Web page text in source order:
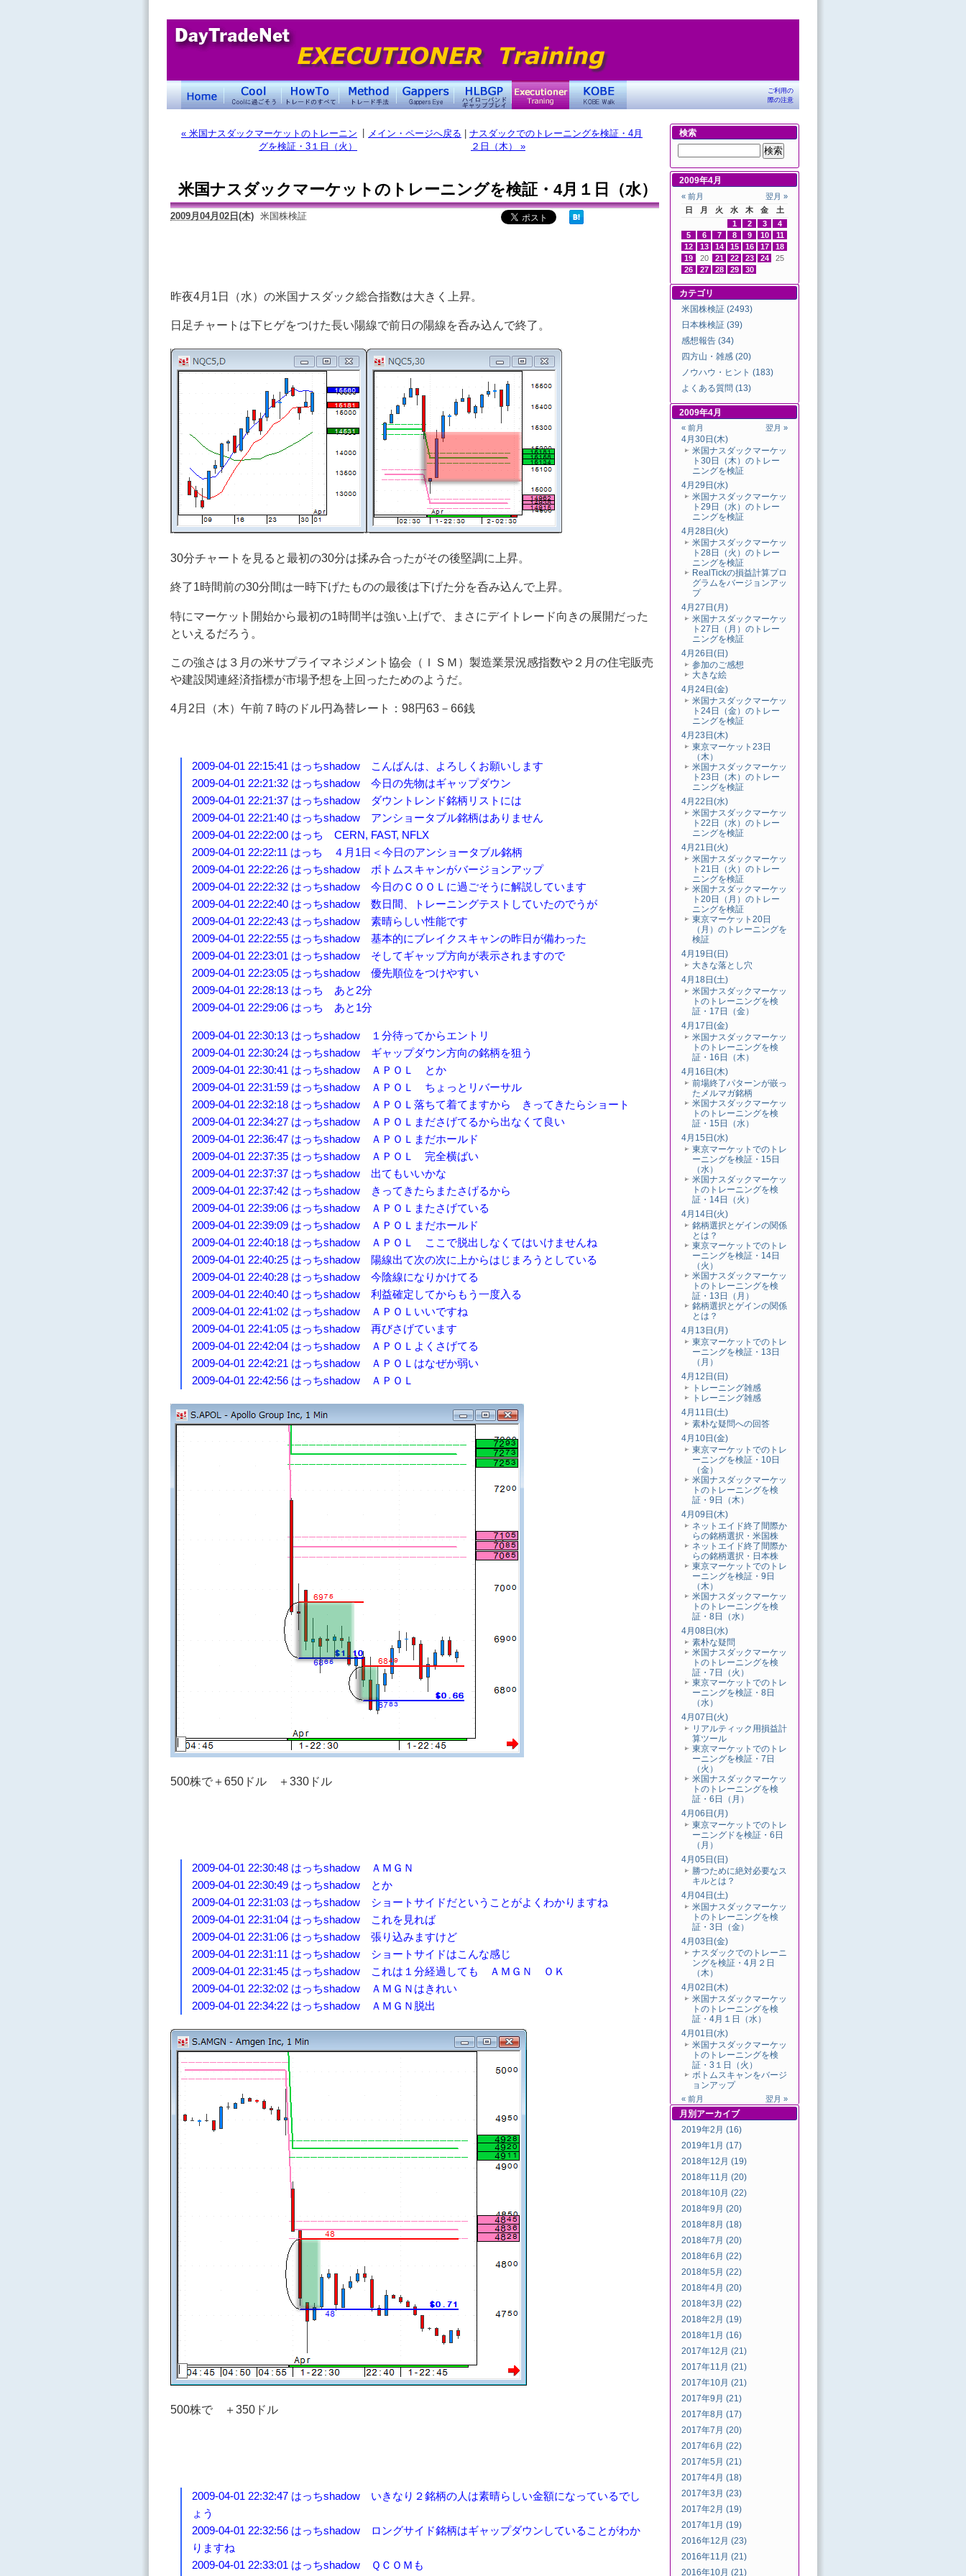
ご利用の
際の注意
« 米国ナスダックマーケットのトレーニン
グを検証・3１日（火）
メイン・ページへ戻る
ナスダックでのトレーニングを検証・4月
２日（木） »
米国ナスダックマーケットのトレーニングを検証・4月１日（水）
2009月04月02日(木) 米国株検証
昨夜4月1日（水）の米国ナスダック総合指数は大きく上昇。
日足チャートは下ヒゲをつけた長い陽線で前日の陽線を呑み込んで終了。
30分チャートを見ると最初の30分は揉み合ったがその後堅調に上昇。
終了1時間前の30分間は一時下げたものの最後は下げた分を呑み込んで上昇。
特にマーケット開始から最初の1時間半は強い上げで、まさにデイトレード向きの展開だった
といえるだろう。
この強さは３月の米サプライマネジメント協会（ＩＳＭ）製造業景況感指数や２月の住宅販売
や建設関連経済指標が市場予想を上回ったためのようだ。
4月2日（木）午前７時のドル円為替レート：98円63－66銭
2009-04-01 22:15:41 はっちshadow こんばんは、よろしくお願いします
2009-04-01 22:21:32 はっちshadow 今日の先物はギャップダウン
2009-04-01 22:21:37 はっちshadow ダウントレンド銘柄リストには
2009-04-01 22:21:40 はっちshadow アンショータブル銘柄はありません
2009-04-01 22:22:00 はっち CERN, FAST, NFLX
2009-04-01 22:22:11 はっち ４月1日＜今日のアンショータブル銘柄
2009-04-01 22:22:26 はっちshadow ボトムスキャンがバージョンアップ
2009-04-01 22:22:32 はっちshadow 今日のＣＯＯＬに過ごそうに解説しています
2009-04-01 22:22:40 はっちshadow 数日間、トレーニングテストしていたのでうが
2009-04-01 22:22:43 はっちshadow 素晴らしい性能です
2009-04-01 22:22:55 はっちshadow 基本的にブレイクスキャンの昨日が備わった
2009-04-01 22:23:01 はっちshadow そしてギャップ方向が表示されますので
2009-04-01 22:23:05 はっちshadow 優先順位をつけやすい
2009-04-01 22:28:13 はっち あと2分
2009-04-01 22:29:06 はっち あと1分
2009-04-01 22:30:13 はっちshadow １分待ってからエントリ
2009-04-01 22:30:24 はっちshadow ギャップダウン方向の銘柄を狙う
2009-04-01 22:30:41 はっちshadow ＡＰＯＬ とか
2009-04-01 22:31:59 はっちshadow ＡＰＯＬ ちょっとリバーサル
2009-04-01 22:32:18 はっちshadow ＡＰＯＬ落ちて着てますから きってきたらショート
2009-04-01 22:34:27 はっちshadow ＡＰＯＬまださげてるから出なくて良い
2009-04-01 22:36:47 はっちshadow ＡＰＯＬまだホールド
2009-04-01 22:37:35 はっちshadow ＡＰＯＬ 完全横ばい
2009-04-01 22:37:37 はっちshadow 出てもいいかな
2009-04-01 22:37:42 はっちshadow きってきたらまたさげるから
2009-04-01 22:39:06 はっちshadow ＡＰＯＬまたさげている
2009-04-01 22:39:09 はっちshadow ＡＰＯＬまだホールド
2009-04-01 22:40:18 はっちshadow ＡＰＯＬ ここで脱出しなくてはいけませんね
2009-04-01 22:40:25 はっちshadow 陽線出て次の次に上からはじまろうとしている
2009-04-01 22:40:28 はっちshadow 今陰線になりかけてる
2009-04-01 22:40:40 はっちshadow 利益確定してからもう一度入る
2009-04-01 22:41:02 はっちshadow ＡＰＯＬいいですね
2009-04-01 22:41:05 はっちshadow 再びさげています
2009-04-01 22:42:04 はっちshadow ＡＰＯＬよくさげてる
2009-04-01 22:42:21 はっちshadow ＡＰＯＬはなぜか弱い
2009-04-01 22:42:56 はっちshadow ＡＰＯＬ
500株で＋650ドル ＋330ドル
2009-04-01 22:30:48 はっちshadow ＡＭＧＮ
2009-04-01 22:30:49 はっちshadow とか
2009-04-01 22:31:03 はっちshadow ショートサイドだということがよくわかりますね
2009-04-01 22:31:04 はっちshadow これを見れば
2009-04-01 22:31:06 はっちshadow 張り込みますけど
2009-04-01 22:31:11 はっちshadow ショートサイドはこんな感じ
2009-04-01 22:31:45 はっちshadow これは１分経過しても ＡＭＧＮ ＯＫ
2009-04-01 22:32:02 はっちshadow ＡＭＧＮはきれい
2009-04-01 22:34:22 はっちshadow ＡＭＧＮ脱出
500株で ＋350ドル
2009-04-01 22:32:47 はっちshadow いきなり２銘柄の人は素晴らしい金額になっているでし
ょう
2009-04-01 22:32:56 はっちshadow ロングサイド銘柄はギャップダウンしていることがわか
りますね
2009-04-01 22:33:01 はっちshadow ＱＣＯＭも
検索
2009年4月
« 前月
翌月 »
日
月 火 水 木 金
土
1
2 3
4
5
6 7 8 9 10
11
12
13 14 15 16 17
18
19
20 21 22 23 24
25
26
27 28 29 30
カテゴリ
米国株検証 (2493)
日本株検証 (39)
感想報告 (34)
四方山・雑感 (20)
ノウハウ・ヒント (183)
よくある質問 (13)
2009年4月
« 前月 翌月 »
4月30日(木)
米国ナスダックマーケッ
ト30日（木）のトレー
ニングを検証
4月29日(水)
米国ナスダックマーケッ
ト29日（水）のトレー
ニングを検証
4月28日(火)
米国ナスダックマーケッ
ト28日（火）のトレー
ニングを検証
RealTickの損益計算プロ
グラムをバージョンアッ
プ
4月27日(月)
米国ナスダックマーケッ
ト27日（月）のトレー
ニングを検証
4月26日(日)
参加のご感想
大きな絵
4月24日(金)
米国ナスダックマーケッ
ト24日（金）のトレー
ニングを検証
4月23日(木)
東京マーケット23日
（木）
米国ナスダックマーケッ
ト23日（木）のトレー
ニングを検証
4月22日(水)
米国ナスダックマーケッ
ト22日（水）のトレー
ニングを検証
4月21日(火)
米国ナスダックマーケッ
ト21日（火）のトレー
ニングを検証
米国ナスダックマーケッ
ト20日（月）のトレー
ニングを検証
東京マーケット20日
（月）のトレーニングを
検証
4月19日(日)
大きな落とし穴
4月18日(土)
米国ナスダックマーケッ
トのトレーニングを検
証・17日（金）
4月17日(金)
米国ナスダックマーケッ
トのトレーニングを検
証・16日（木）
4月16日(木)
前場終了パターンが嵌っ
たメルマガ銘柄
米国ナスダックマーケッ
トのトレーニングを検
証・15日（水）
4月15日(水)
東京マーケットでのトレ
ーニングを検証・15日
（水）
米国ナスダックマーケッ
トのトレーニングを検
証・14日（火）
4月14日(火)
銘柄選択とゲインの関係
とは？
東京マーケットでのトレ
ーニングを検証・14日
（火）
米国ナスダックマーケッ
トのトレーニングを検
証・13日（月）
銘柄選択とゲインの関係
とは？
4月13日(月)
東京マーケットでのトレ
ーニングを検証・13日
（月）
4月12日(日)
トレーニング雑感
トレーニング雑感
4月11日(土)
素朴な疑問への回答
4月10日(金)
東京マーケットでのトレ
ーニングを検証・10日
（金）
米国ナスダックマーケッ
トのトレーニングを検
証・9日（木）
4月09日(木)
ネットエイド終了間際か
らの銘柄選択・米国株
ネットエイド終了間際か
らの銘柄選択・日本株
東京マーケットでのトレ
ーニングを検証・9日
（木）
米国ナスダックマーケッ
トのトレーニングを検
証・8日（水）
4月08日(水)
素朴な疑問
米国ナスダックマーケッ
トのトレーニングを検
証・7日（火）
東京マーケットでのトレ
ーニングを検証・8日
（水）
4月07日(火)
リアルティック用損益計
算ツール
東京マーケットでのトレ
ーニングを検証・7日
（火）
米国ナスダックマーケッ
トのトレーニングを検
証・6日（月）
4月06日(月)
東京マーケットでのトレ
ーニングドを検証・6日
（月）
4月05日(日)
勝つために絶対必要なス
キルとは？
4月04日(土)
米国ナスダックマーケッ
トのトレーニングを検
証・3日（金）
4月03日(金)
ナスダックでのトレーニ
ングを検証・4月２日
（木）
4月02日(木)
米国ナスダックマーケッ
トのトレーニングを検
証・4月１日（水）
4月01日(水)
米国ナスダックマーケッ
トのトレーニングを検
証・3１日（火）
ボトムスキャンをバージ
ョンアップ
« 前月 翌月 »
月別 アーカイブ
2019年2月 (16)
2019年1月 (17)
2018年12月 (19)
2018年11月 (20)
2018年10月 (22)
2018年9月 (20)
2018年8月 (18)
2018年7月 (20)
2018年6月 (22)
2018年5月 (22)
2018年4月 (20)
2018年3月 (22)
2018年2月 (19)
2018年1月 (16)
2017年12月 (21)
2017年11月 (21)
2017年10月 (21)
2017年9月 (21)
2017年8月 (17)
2017年7月 (20)
2017年6月 (22)
2017年5月 (21)
2017年4月 (18)
2017年3月 (23)
2017年2月 (19)
2017年1月 (19)
2016年12月 (23)
2016年11月 (21)
2016年10月 (21)